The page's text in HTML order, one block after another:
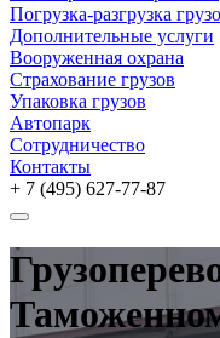
Погрузка-разгрузка
Дополнительные услуги
Вооруженная охрана
Страхование грузов
Упаковка грузов
Автопарк
Сотрудничество
Контакты
+ 7 (495) 627-77-87